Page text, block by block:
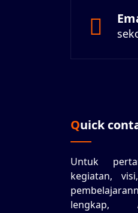
Quick
Untuk
kegiatan,
lengkap,